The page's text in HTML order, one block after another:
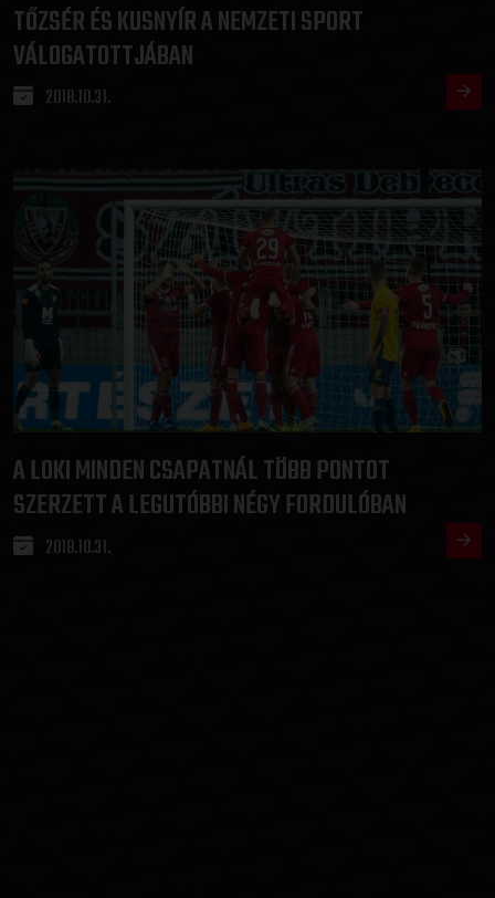
TŐZSÉR ÉS KUSNYÍR A NEMZETI SPORT
VÁLOGATOTTJÁBAN
2018.10.31.
A LOKI MINDEN CSAPATNÁL TÖBB PONTOT
SZERZETT A LEGUTÓBBI NÉGY FORDULÓBAN
2018.10.31.